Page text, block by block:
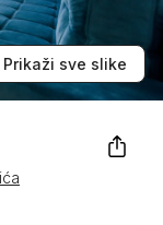
Prikaži sve slike